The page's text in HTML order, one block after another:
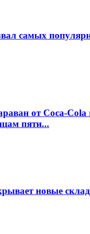
самых
от Coca-Cola
пяти...
новые